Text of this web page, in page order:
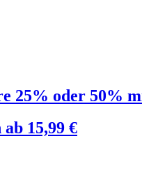
25% oder 50%
ab 15,99 €